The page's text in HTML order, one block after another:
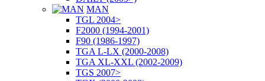
MAN
TGL 2004>
F2000 (1994-2001)
F90 (1986-1997)
TGA L-LX (2000-2008)
TGA XL-XXL (2002-2009)
TGS 2007>